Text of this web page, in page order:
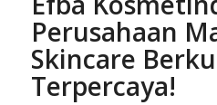
Perusahaan
Skincare
Terpercaya!